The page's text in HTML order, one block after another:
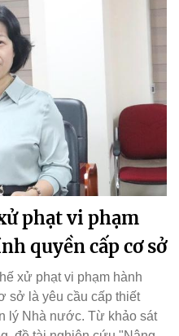
phạt vi phạm
quyền cấp cơ sở
xử phạt vi phạm hành
sở là yêu cầu cấp thiết
lý Nhà nước. Từ khảo sát